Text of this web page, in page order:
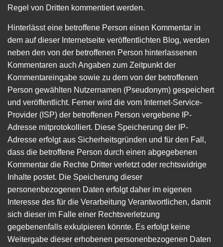
Regel von Dritten kommentiert werden.
Hinterlässt eine betroffene Person einen Kommentar in
dem auf dieser Internetseite veröffentlichten Blog, werden
neben den von der betroffenen Person hinterlassenen
Kommentaren auch Angaben zum Zeitpunkt der
Kommentareingabe sowie zu dem von der betroffenen
Person gewählten Nutzernamen (Pseudonym) gespeichert
und veröffentlicht. Ferner wird die vom Internet-Service-
Provider (ISP) der betroffenen Person vergebene IP-
Adresse mitprotokolliert. Diese Speicherung der IP-
Adresse erfolgt aus Sicherheitsgründen und für den Fall,
dass die betroffene Person durch einen abgegebenen
Kommentar die Rechte Dritter verletzt oder rechtswidrige
Inhalte postet. Die Speicherung dieser
personenbezogenen Daten erfolgt daher im eigenen
Interesse des für die Verarbeitung Verantwortlichen, damit
sich dieser im Falle einer Rechtsverletzung
gegebenenfalls exkulpieren könnte. Es erfolgt keine
Weitergabe dieser erhobenen personenbezogenen Daten